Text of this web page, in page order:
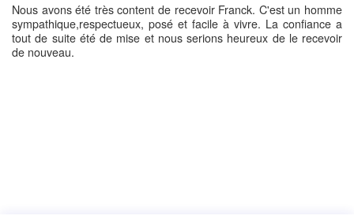
Nous avons été très content de recevoir Franck. C'est un homme
sympathique,respectueux, posé et facile à vivre. La confiance a
tout de suite été de mise et nous serions heureux de le recevoir
de nouveau.